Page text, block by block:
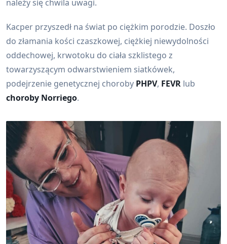
należy się chwila uwagi.
Kacper przyszedł na świat po ciężkim porodzie. Doszło
do złamania kości czaszkowej, ciężkiej niewydolności
oddechowej, krwotoku do ciała szklistego z
towarzyszącym odwarstwieniem siatkówek,
podejrzenie genetycznej choroby PHPV, FEVR lub
choroby Norriego.